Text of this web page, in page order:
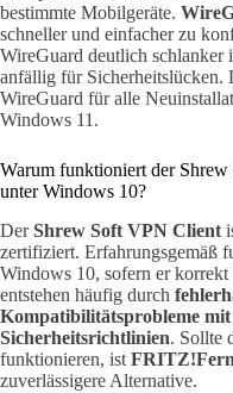
bestimmte Mobilgeräte.
schneller und einfacher zu
WireGuard deutlich schlanker
anfällig für Sicherheitslücken.
WireGuard für alle
Windows 11.
Warum funktioniert der
unter Windows 10?
DerShrew Soft VPN Client
zertifiziert. Erfahrungsgemäß
Windows 10, sofern er
entstehen häufig durch
Kompatibilitätsprobleme
Sicherheitsrichtlinien. Sollte
funktionieren, ist
zuverlässigere Alternative.